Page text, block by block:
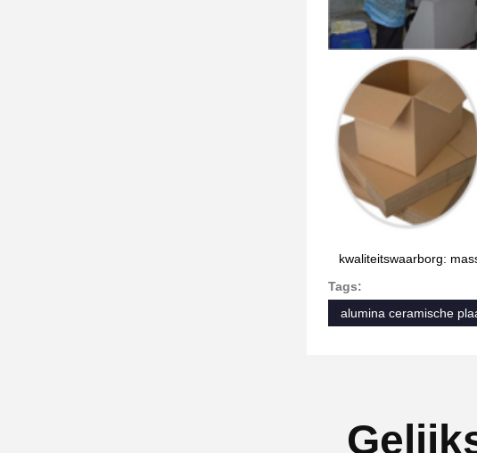
kwaliteitswaarborg:
Tags:
alumina ceramische